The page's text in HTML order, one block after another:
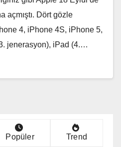
açmıştı. Dört gözle
4, iPhone 4S, iPhone 5,
jenerasyon), iPad (4.…
Popüler Trend